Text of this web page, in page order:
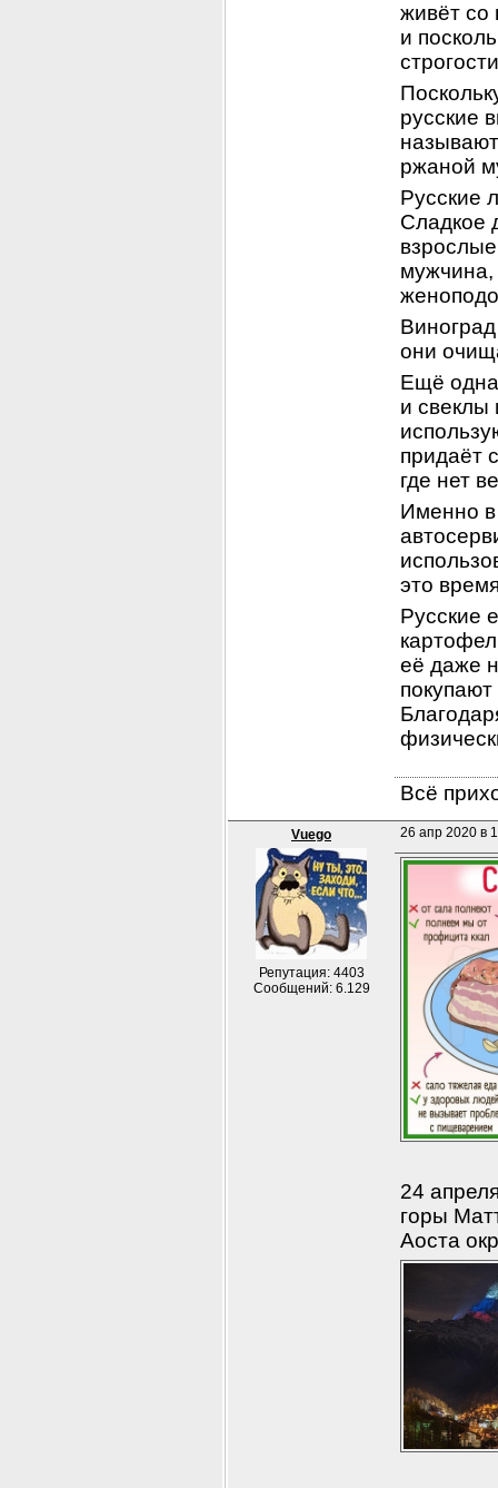
живёт со
и
русские
ржаной
Русские
Сладкое
мужчина,
они
Ещё одна
и
придаёт
где нет
Именно в
это
Русские
её даже
Всё
Vuego
Репутация: 4403
Сообщений: 6.129
26 апр 2020 в
24
горы
Аоста